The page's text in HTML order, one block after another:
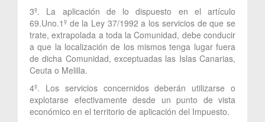
3º. La aplicación de lo dispuesto en el artículo
69.Uno.1º de la Ley 37/1992 a los servicios de que se
trate, extrapolada a toda la Comunidad, debe conducir
a que la localización de los mismos tenga lugar fuera
de dicha Comunidad, exceptuadas las Islas Canarias,
Ceuta o Melilla.
4º. Los servicios concernidos deberán utilizarse o
explotarse efectivamente desde un punto de vista
económico en el territorio de aplicación del Impuesto.